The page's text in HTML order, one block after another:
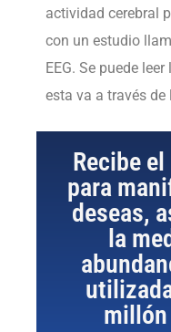
actividad cerebral
con un estudio
EEG. Se puede
esta va a través de
Recibe
para
deseas,
la
millón